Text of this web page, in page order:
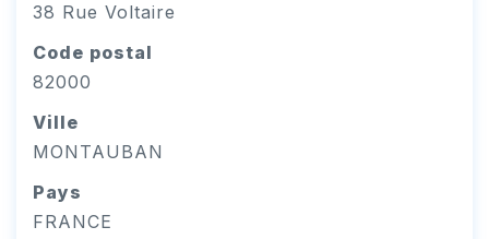
38 Rue Voltaire
Code postal
82000
Ville
MONTAUBAN
Pays
FRANCE